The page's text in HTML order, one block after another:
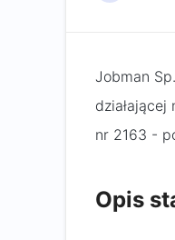
Jobman
nr 2163 -
Opis